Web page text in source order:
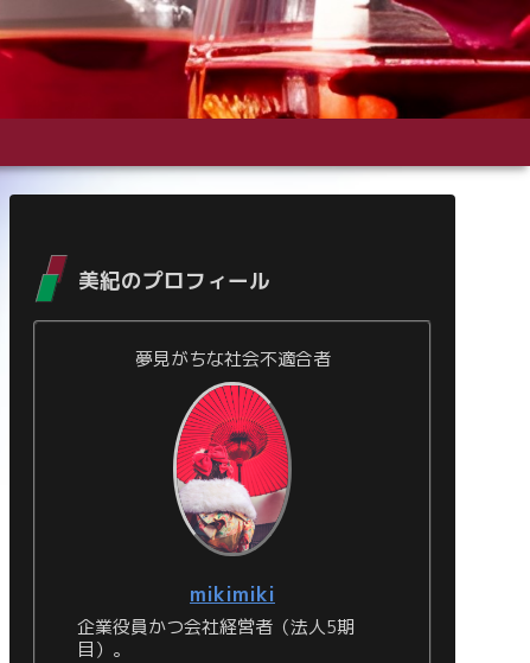
美紀のプロフィール
夢見がちな社会不適合者
mikimiki
企業役員かつ会社経営者（法人5期
目）。